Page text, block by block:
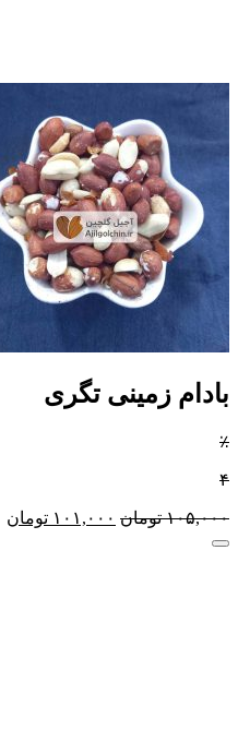
بادام زمینی تگری
٪
۴
۱۰۵,۰۰۰ تومان ۱۰۱,۰۰۰ تومان